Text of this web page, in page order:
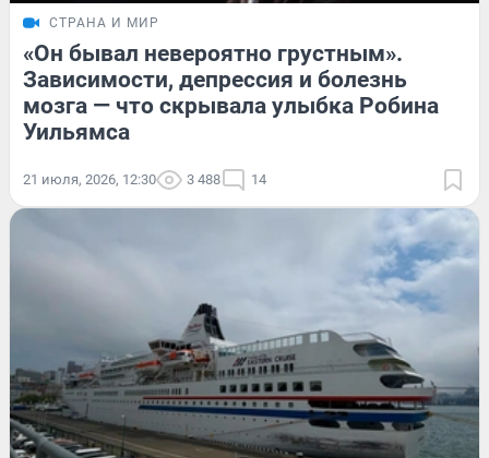
СТРАНА И МИР
«Он бывал невероятно грустным».
Зависимости, депрессия и болезнь
мозга — что скрывала улыбка Робина
Уильямса
21 июля, 2026, 12:30 3 488 14